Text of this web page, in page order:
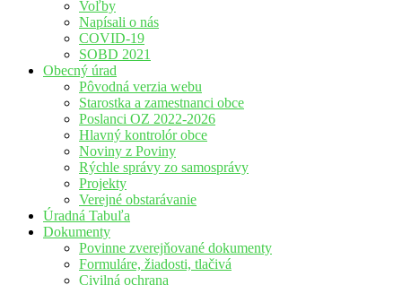
Voľby
Napísali o nás
COVID-19
SOBD 2021
Obecný úrad
Pôvodná verzia webu
Starostka a zamestnanci obce
Poslanci OZ 2022-2026
Hlavný kontrolór obce
Noviny z Poviny
Rýchle správy zo samosprávy
Projekty
Verejné obstarávanie
Úradná Tabuľa
Dokumenty
Povinne zverejňované dokumenty
Formuláre, žiadosti, tlačivá
Civilná ochrana